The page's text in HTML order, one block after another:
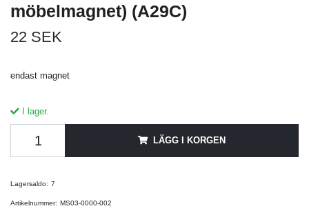
möbelmagnet) (A29C)
22 SEK
endast magnet
I lager.
LÄGG I KORGEN
Lagersaldo: 7
Artikelnummer: MS03-0000-002